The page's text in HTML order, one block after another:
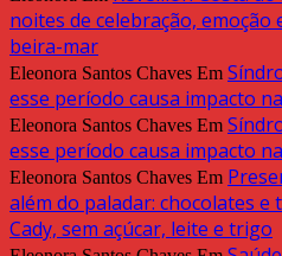
noites de celebração,
beira-mar
Eleonora Santos Chaves Em
esse período causa impacto
Eleonora Santos Chaves Em
esse período causa impacto
Eleonora Santos Chaves Em
além do paladar: chocolates
Cady, sem açúcar, leite e trigo